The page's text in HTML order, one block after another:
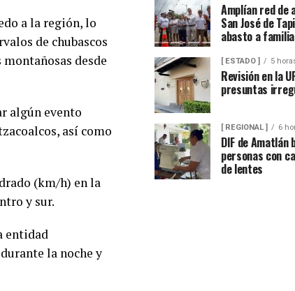
a la región, lo
de chubascos
desde
algún evento
así como
(km/h) en la
y sur.
entidad
la noche y
Amplían red de
San José de
abasto a
[ ESTADO ] 5
Revisión en la
presuntas
[ REGIONAL ] 6
DIF de
personas con
de lentes